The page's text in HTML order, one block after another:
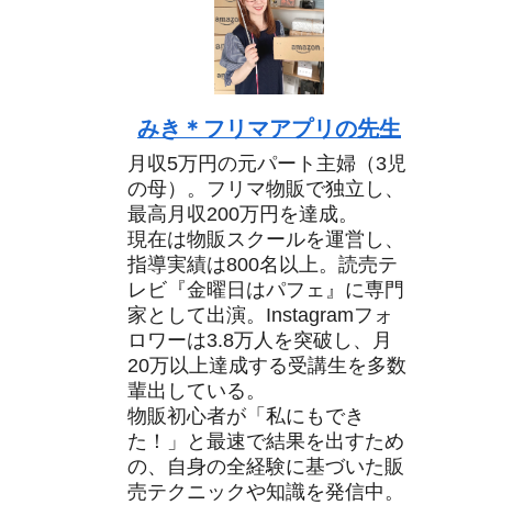
みき＊フリマアプリの先生
月収5万円の元パート主婦（3児
の母）。フリマ物販で独立し、
最高月収200万円を達成。
現在は物販スクールを運営し、
指導実績は800名以上。読売テ
レビ『金曜日はパフェ』に専門
家として出演。Instagramフォ
ロワーは3.8万人を突破し、月
20万以上達成する受講生を多数
輩出している。
物販初心者が「私にもでき
た！」と最速で結果を出すため
の、自身の全経験に基づいた販
売テクニックや知識を発信中。